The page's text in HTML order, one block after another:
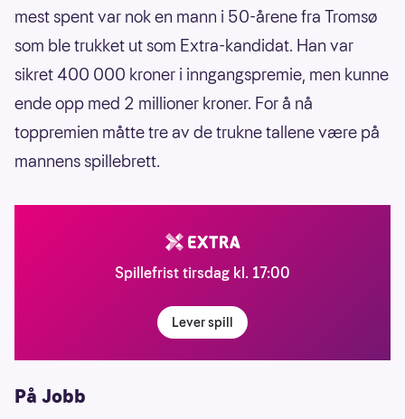
mest spent var nok en mann i 50-årene fra Tromsø
som ble trukket ut som Extra-kandidat. Han var
sikret 400 000 kroner i inngangspremie, men kunne
ende opp med 2 millioner kroner. For å nå
toppremien måtte tre av de trukne tallene være på
mannens spillebrett.
Spillefrist tirsdag kl. 17:00
Lever spill
På Jobb